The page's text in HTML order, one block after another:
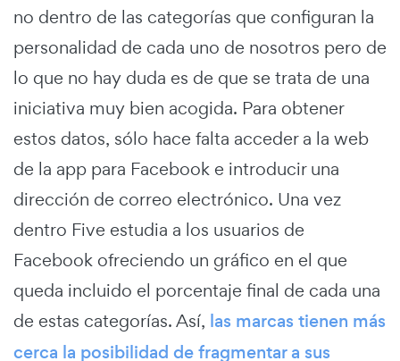
no dentro de las categorías que configuran la
personalidad de cada uno de nosotros pero de
lo que no hay duda es de que se trata de una
iniciativa muy bien acogida. Para obtener
estos datos, sólo hace falta acceder a la web
de la app para Facebook e introducir una
dirección de correo electrónico. Una vez
dentro Five estudia a los usuarios de
Facebook ofreciendo un gráfico en el que
queda incluido el porcentaje final de cada una
de estas categorías. Así, las marcas tienen más
cerca la posibilidad de fragmentar a sus